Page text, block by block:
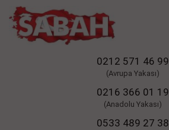
0212 571 46 99
(Avrupa Yakası)
0216 366 01 19
(Anadolu Yakası)
0533 489 27 38